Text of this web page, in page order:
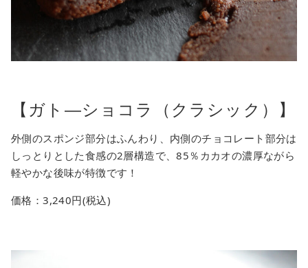
【ガト―ショコラ（クラシック）】
外側のスポンジ部分はふんわり、内側のチョコレート部分は
しっとりとした食感の2層構造で、85％カカオの濃厚ながら
軽やかな後味が特徴です！
価格：3,240円(税込)